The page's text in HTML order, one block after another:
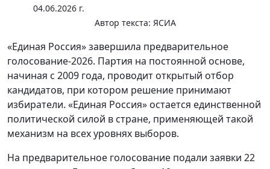
04.06.2026 г.
Автор текста: ЯСИА
«Единая Россия» завершила предварительное
голосование‑2026. Партия на постоянной основе,
начиная с 2009 года, проводит открытый отбор
кандидатов, при котором решение принимают
избиратели. «Единая Россия» остается единственной
политической силой в стране, применяющей такой
механизм на всех уровнях выборов.
На предварительное голосование подали заявки 22